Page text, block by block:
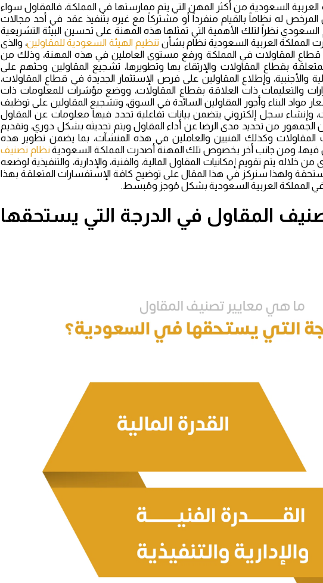
السعودية من أكثر المهن التي يتم ممارستها في المملكة، فالمقاول سواء
له نظاماً بالقيام منفرداً أو مشتركاً مع غيره بتنفيذ عقد في أحد مجالات
نظراً لتلك الأهمية التي تمثلها هذه المهنة على تحسين البيئة التشريعية
المملكة العربية السعودية نظام بشأنتنظيم الهيئة السعودية للمقاولين، والذى
قطاع المقاولات في المملكة ورفع مستوى العاملين في هذه المهنة، وذلك من
بقطاع المقاولات والإرتقاء بها وتطويرها، تشجيع المقاولين وحثهم على
والأجنبية، وإطلاع المقاولين على فرص الإستثمار الجديدة في قطاع المقاولات،
والتعليمات ذات العلاقة بقطاع المقاولات، ووضع مؤشرات للمعلومات ذات
مواد البناء وأجور المقاولين السائدة في السوق، وتشجيع المقاولين على توظيف
وإنشاء سجل إلكتروني يتضمن بيانات تفاعلية تحدد فيها معلومات عن المقاول
الجمهور من تحديد مدى الرضا عن أداء المقاول ويتم تحديثه بشكل دوري، وتقديم
المقاولات وكذلك الفنيين والعاملين في هذه المنشآت، بما يضمن تطوير هذه
فيها، ومن جانب أخر بخصوص تلك المهنة أصدرت المملكة السعوديةنظام تصنيف
من خلاله يتم تقويم إمكانيات المقاول المالية، والفنية، والإدارية، والتنفيذية لوضعه
ولهذا سنركز في هذا المقال على توضيح كافة الإستفسارات المتعلقة بهذا
في المملكة العربية السعودية بشكل مُوجز ومُبسط.
المقاول في الدرجة التي يستحقها